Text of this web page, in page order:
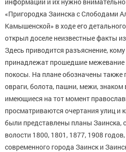
«Пригородка Заинска с Слободами
Камышенской» в ходе его
открыл доселе неизвестные факты
Здесь приводится разъяснение,
принадлежат прошедшие межевание
покосы. На плане обозначены также
овраги, болота, пашни, межи, знаком
имеющиеся на тот момент
просматриваются очертания улиц и
были представлены планы Заинска,
волости 1800, 1801, 1877, 1908
современного города Заинск и